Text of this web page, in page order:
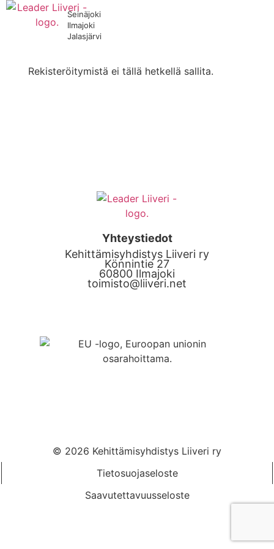
Seinäjoki
Ilmajoki
Jalasjärvi
Rekisteröitymistä ei tällä hetkellä sallita.
Yhteystiedot
Kehittämisyhdistys Liiveri ry
Könnintie 27
60800 Ilmajoki
toimisto@liiveri.net
© 2026 Kehittämisyhdistys Liiveri ry
Tietosuojaseloste
Saavutettavuusseloste